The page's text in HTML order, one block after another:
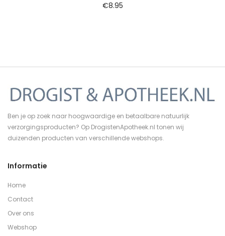
€8.95
Ben je op zoek naar hoogwaardige en betaalbare natuurlijk
verzorgingsproducten? Op DrogistenApotheek.nl tonen wij
duizenden producten van verschillende webshops.
Informatie
Home
Contact
Over ons
Webshop